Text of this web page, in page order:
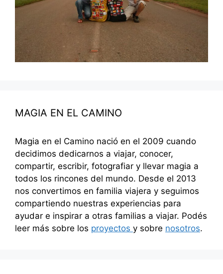
MAGIA EN EL CAMINO
Magia en el Camino nació en el 2009 cuando
decidimos dedicarnos a viajar, conocer,
compartir, escribir, fotografiar y llevar magia a
todos los rincones del mundo. Desde el 2013
nos convertimos en familia viajera y seguimos
compartiendo nuestras experiencias para
ayudar e inspirar a otras familias a viajar. Podés
leer más sobre los proyectos y sobre nosotros.